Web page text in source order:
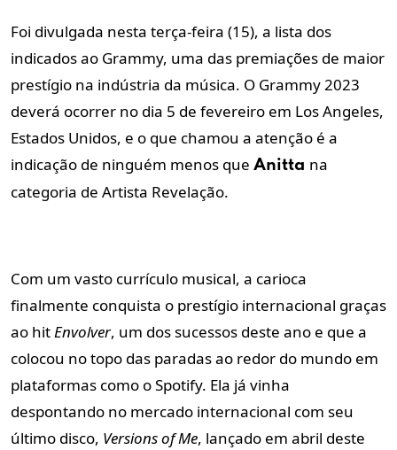
Foi divulgada nesta terça-feira (15), a lista dos
indicados ao Grammy, uma das premiações de maior
prestígio na indústria da música. O Grammy 2023
deverá ocorrer no dia 5 de fevereiro em Los Angeles,
Estados Unidos, e o que chamou a atenção é a
indicação de ninguém menos que Anitta na
categoria de Artista Revelação.
Com um vasto currículo musical, a carioca
finalmente conquista o prestígio internacional graças
ao hitEnvolver, um dos sucessos deste ano e que a
colocou no topo das paradas ao redor do mundo em
plataformas como o Spotify. Ela já vinha
despontando no mercado internacional com seu
último disco, Versions of Me, lançado em abril deste